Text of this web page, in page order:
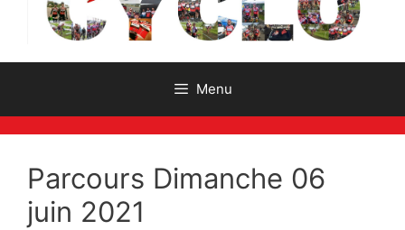
Menu
Parcours Dimanche 06
juin 2021